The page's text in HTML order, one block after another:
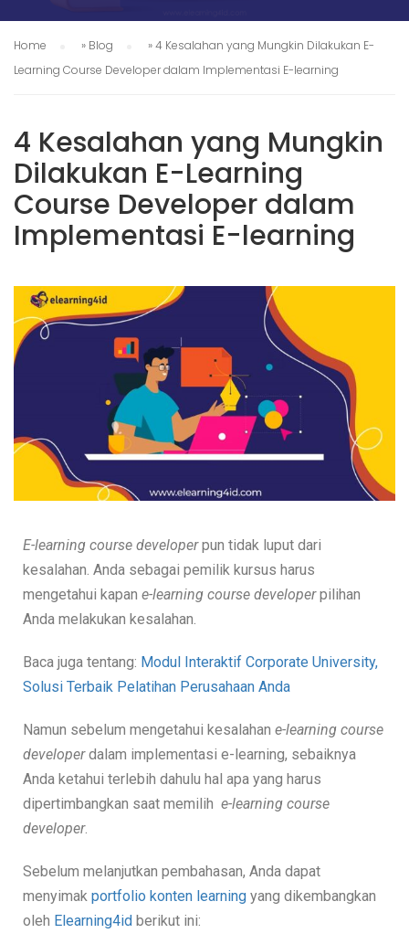
Home » Blog »4 Kesalahan yang Mungkin Dilakukan E-
Learning Course Developer dalam Implementasi E-learning
4 Kesalahan yang Mungkin
Dilakukan E-Learning
Course Developer dalam
Implementasi E-learning
E-learning course developerpun tidak luput dari
kesalahan. Anda sebagai pemilik kursus harus
mengetahui kapan e-learning course developerpilihan
Anda melakukan kesalahan.
Baca juga tentang: Modul Interaktif Corporate University,
Solusi Terbaik Pelatihan Perusahaan Anda
Namun sebelum mengetahui kesalahan e-learning course
developerdalam implementasi e-learning, sebaiknya
Anda ketahui terlebih dahulu hal apa yang harus
dipertimbangkan saat memilih e-learning course
developer.
Sebelum melanjutkan pembahasan, Anda dapat
menyimak portfolio konten learning yang dikembangkan
oleh Elearning4id berikut ini: